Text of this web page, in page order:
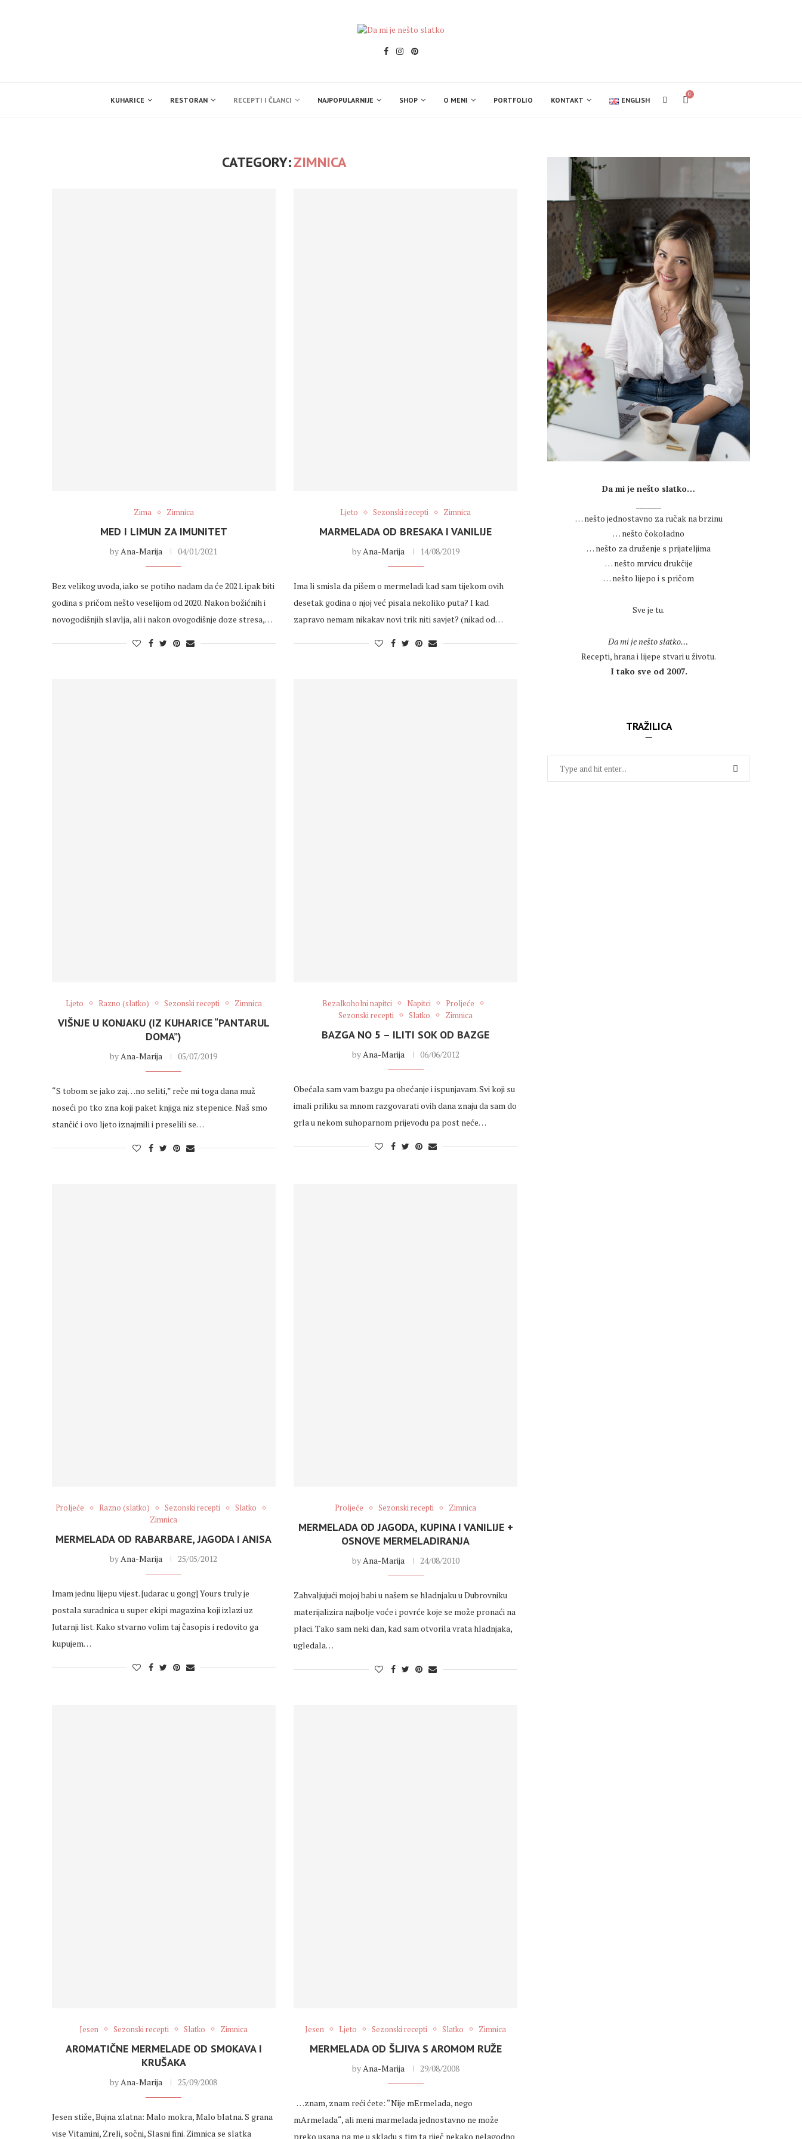
KUHARICE RESTORAN RECEPTI I ČLANCI NAJPOPULARNIJE SHOP O MENI PORTFOLIO KONTAKT ENGLISH
0
CATEGORY:ZIMNICA
Zima Zimnica
MED I LIMUN ZA IMUNITET
byAna-Marija 04/01/2021
Bez velikog uvoda, iako se potiho nadam da će 2021. ipak biti
godina s pričom nešto veselijom od 2020. Nakon božićnih i
novogodišnjih slavlja, ali i nakon ovogodišnje doze stresa,…
Ljeto Sezonski recepti Zimnica
MARMELADA OD BRESAKA I VANILIJE
byAna-Marija 14/08/2019
Ima li smisla da pišem o mermeladi kad sam tijekom ovih
desetak godina o njoj već pisala nekoliko puta? I kad
zapravo nemam nikakav novi trik niti savjet? (nikad od…
Ljeto Razno (slatko) Sezonski recepti Zimnica
VIŠNJE U KONJAKU (IZ KUHARICE “PANTARUL
DOMA”)
byAna-Marija 05/07/2019
“S tobom se jako zaj…no seliti,” reče mi toga dana muž
noseći po tko zna koji paket knjiga niz stepenice. Naš smo
stančić i ovo ljeto iznajmili i preselili se…
Bezalkoholni napitci Napitci
Proljeće
Sezonski recepti
Slatko Zimnica
BAZGA NO 5 – ILITI SOK OD BAZGE
byAna-Marija 06/06/2012
Obećala sam vam bazgu pa obećanje i ispunjavam. Svi koji su
imali priliku sa mnom razgovarati ovih dana znaju da sam do
grla u nekom suhoparnom prijevodu pa post neće…
Proljeće Razno (slatko) Sezonski recepti
Slatko
Zimnica
MERMELADA OD RABARBARE, JAGODA I ANISA
byAna-Marija 25/05/2012
Imam jednu lijepu vijest. [udarac u gong] Yours truly je
postala suradnica u super ekipi magazina koji izlazi uz
Jutarnji list. Kako stvarno volim taj časopis i redovito ga
kupujem…
Proljeće Sezonski recepti Zimnica
MERMELADA OD JAGODA, KUPINA I VANILIJE +
OSNOVE MERMELADIRANJA
byAna-Marija 24/08/2010
Zahvaljujući mojoj babi u našem se hladnjaku u Dubrovniku
materijalizira najbolje voće i povrće koje se može pronaći na
placi. Tako sam neki dan, kad sam otvorila vrata hladnjaka,
ugledala…
Jesen Sezonski recepti Slatko Zimnica
AROMATIČNE MERMELADE OD SMOKAVA I
KRUŠAKA
byAna-Marija 25/09/2008
Jesen stiže, Bujna zlatna: Malo mokra, Malo blatna. S grana
vise Vitamini, Zreli, sočni, Slasni fini. Zimnica se slatka
Jesen Ljeto Sezonski recepti Slatko Zimnica
MERMELADA OD ŠLJIVA S AROMOM RUŽE
byAna-Marija 29/08/2008
…znam, znam reći ćete: “Nije mErmelada, nego
mArmelada“, ali meni marmelada jednostavno ne može
preko usana pa me u skladu s tim ta riječ nekako nelagodno
Da mi je nešto slatko…
… nešto jednostavno za ručak na brzinu
… nešto čokoladno
… nešto za druženje s prijateljima
… nešto mrvicu drukčije
… nešto lijepo i s pričom
Sve je tu.
Da mi je nešto slatko…
Recepti, hrana i lijepe stvari u životu.
I tako sve od 2007.
TRAŽILICA